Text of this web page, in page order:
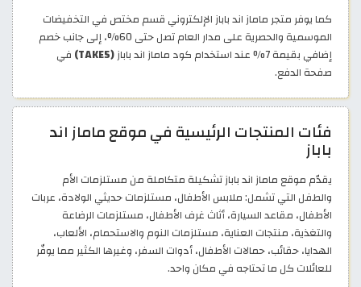
كما يوفر متجر ماماز اند باباز الإلكتروني قسم مختص في التخفيضات
الموسمية والحصرية على مدار العام تصل حتى 60%، إلى جانب خصم
إضافي بقيمة 7% عند استخدام كود ماماز اند باباز
(TAKE5)
في
صفحة الدفع.
فئات المنتجات الرئيسية في موقع ماماز اند
باباز
يقدّم موقع ماماز اند باباز تشكيلة متكاملة من مستلزمات الأم
والطفل التي تشمل: ملابس الأطفال، مستلزمات حديثي الولادة، عربات
الأطفال، مقاعد السيارة، أثاث غرف الأطفال، مستلزمات الرضاعة
والتغذية، منتجات العناية، مستلزمات النوم والاستحمام، الألعاب،
الهدايا، حقائب، حمالات الأطفال، أدوات السفر، وغيرها الكثير مما يوفّر
للعائلات كل ما تحتاجه في مكان واحد.